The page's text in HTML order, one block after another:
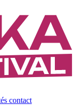
contact